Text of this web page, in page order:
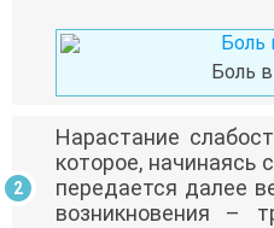
Боль
Нарастание
которое, начинаясь
передается далее
возникновения –